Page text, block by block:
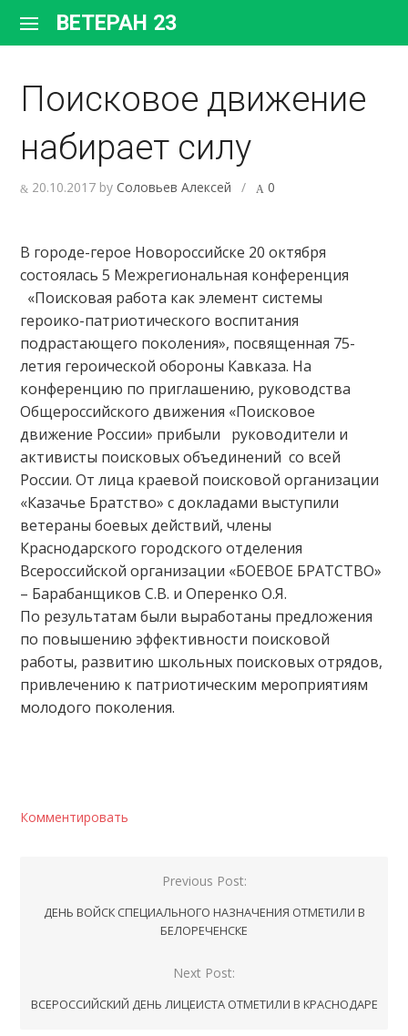
содержимому
ВЕТЕРАН 23
Поисковое движение
набирает силу
20.10.2017 byСоловьев Алексей / 0
В городе-герое Новороссийске 20 октября
состоялась 5 Межрегиональная конференция
«Поисковая работа как элемент системы
героико-патриотического воспитания
подрастающего поколения», посвященная 75-
летия героической обороны Кавказа. На
конференцию по приглашению, руководства
Общероссийского движения «Поисковое
движение России» прибыли руководители и
активисты поисковых объединений со всей
России. От лица краевой поисковой организации
«Казачье Братство» с докладами выступили
ветераны боевых действий, члены
Краснодарского городского отделения
Всероссийской организации «БОЕВОЕ БРАТСТВО»
– Барабанщиков С.В. и Оперенко О.Я.
По результатам были выработаны предложения
по повышению эффективности поисковой
работы, развитию школьных поисковых отрядов,
привлечению к патриотическим мероприятиям
молодого поколения.
Комментировать
по
записям
Previous Post:
ДЕНЬ ВОЙСК СПЕЦИАЛЬНОГО НАЗНАЧЕНИЯ ОТМЕТИЛИ В
БЕЛОРЕЧЕНСКЕ
Next Post:
ВСЕРОССИЙСКИЙ ДЕНЬ ЛИЦЕИСТА ОТМЕТИЛИ В КРАСНОДАРЕ